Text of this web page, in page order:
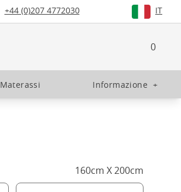
+44 (0)207 4772030 IT
0
Materassi Informazione +
160cm X 200cm